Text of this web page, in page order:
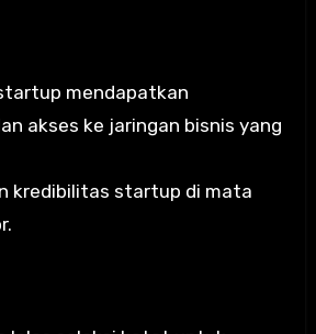
mendapatkan
akses ke jaringan bisnis yang
kredibilitas startup di mata